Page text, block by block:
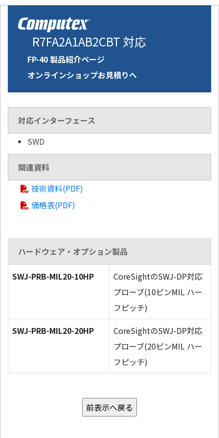
R7FA2A1AB2CBT 対応
FP-40 製品紹介ページ
オンラインショップお見積りへ
対応インターフェース
SWD
関連資料
技術資料(PDF)
価格表(PDF)
ハードウェア・オプション製品
SWJ-PRB-MIL20-10HP
CoreSightのSWJ-DP対応
プローブ(10ピンMIL ハー
フピッチ)
SWJ-PRB-MIL20-20HP
CoreSightのSWJ-DP対応
プローブ(20ピンMIL ハー
フピッチ)